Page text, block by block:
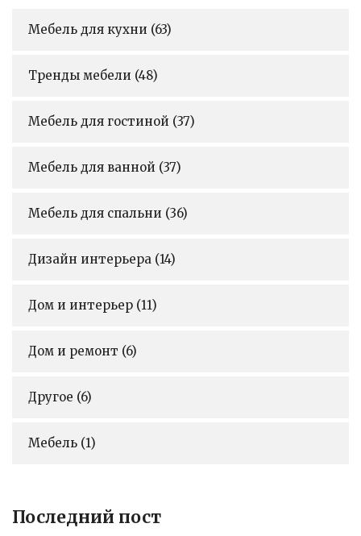
Мебель для кухни (63)
Тренды мебели (48)
Мебель для гостиной (37)
Мебель для ванной (37)
Мебель для спальни (36)
Дизайн интерьера (14)
Дом и интерьер (11)
Дом и ремонт (6)
Другое (6)
Мебель (1)
Последний пост